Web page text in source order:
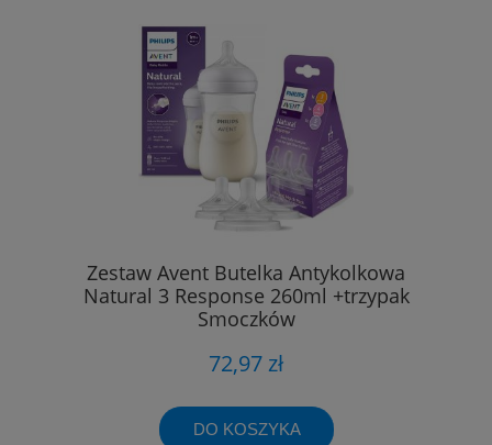
Zestaw Avent Butelka Antykolkowa
Natural 3 Response 260ml +trzypak
Smoczków
72,97 zł
DO KOSZYKA